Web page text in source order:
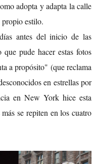
adopta y adapta la calle
propio estilo.
antes del inicio de las
que pude hacer estas fotos
a propósito" (que reclama
en estrellas por
en New York hice esta
se repiten en los cuatro